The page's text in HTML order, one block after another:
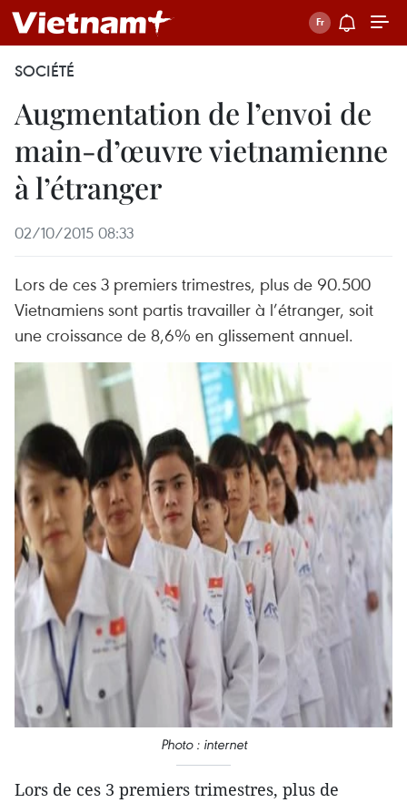
SOCIÉTÉ
Augmentation de l’envoi de
main-d’œuvre vietnamienne
à l’étranger
02/10/2015 08:33
Lors de ces 3 premiers trimestres, plus de 90.500
Vietnamiens sont partis travailler à l’étranger, soit
une croissance de 8,6% en glissement annuel.
Photo : internet
Lors de ces 3 premiers trimestres, plus de